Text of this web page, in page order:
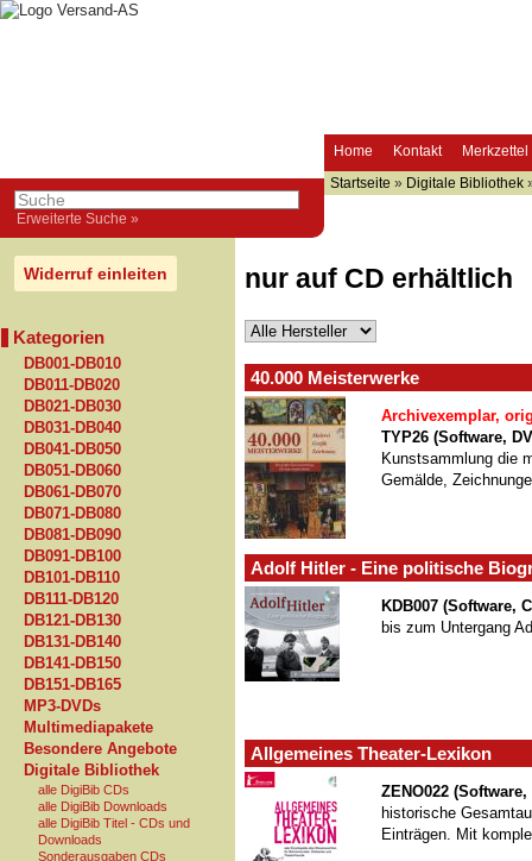
Home Kontakt Merkzettel
Erweiterte Suche »
Startseite » Digitale Bibliothek
Widerruf einleiten
Kategorien
DB001-DB010
DB011-DB020
DB021-DB030
DB031-DB040
DB041-DB050
DB051-DB060
DB061-DB070
DB071-DB080
DB081-DB090
DB091-DB100
DB101-DB110
DB111-DB120
DB121-DB130
DB131-DB140
DB141-DB150
DB151-DB165
MP3-DVDs
Multimediapakete
Besondere Angebote
Digitale Bibliothek
alle DigiBib CDs
alle DigiBib Downloads
alle DigiBib Titel - CDs und
Downloads
Sonderausgaben CDs
nur auf CD erhältlich
40.000 Meisterwerke
Archivexemplar,
TYP26 (Software,
Kunstsammlung die
Gemälde,
Adolf Hitler - Eine politische
KDB007 (Software,
bis zum Untergang
Allgemeines Theater-Lexikon
ZENO022 (Software,
historische
Einträgen. Mit